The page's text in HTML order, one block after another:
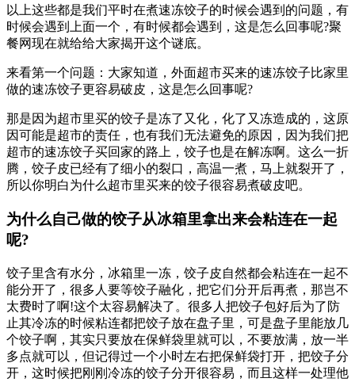
以上这些都是我们平时在煮速冻饺子的时候会遇到的问题，有
时候会遇到上面一个，有时候都会遇到，这是怎么回事呢?聚
餐网现在就给给大家揭开这个谜底。
来看第一个问题：大家知道，外面超市买来的速冻饺子比家里
做的速冻饺子更容易破皮，这是怎么回事呢?
那是因为超市里买的饺子是冻了又化，化了又冻造成的，这原
因可能是超市的责任，也有我们无法避免的原因，因为我们把
超市的速冻饺子买回家的路上，饺子也是在解冻啊。这么一折
腾，饺子皮已经有了细小的裂口，高温一煮，马上就裂开了，
所以你明白为什么超市里买来的饺子很容易煮破皮吧。
为什么自己做的饺子从冰箱里拿出来会粘连在一起
呢?
饺子里含有水分，冰箱里一冻，饺子皮自然都会粘连在一起不
能分开了，很多人要等饺子融化，把它们分开后再煮，那岂不
太费时了啊!这个太容易解决了。很多人把饺子包好后为了防
止其冷冻的时候粘连都把饺子放在盘子里，可是盘子里能放几
个饺子啊，其实只要放在保鲜袋里就可以，不要放满，放一半
多点就可以，但记得过一个小时左右把保鲜袋打开，把饺子分
开，这时候把刚刚冷冻的饺子分开很容易，而且这样一处理他